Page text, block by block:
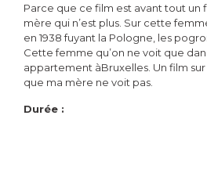
Parce que ce film est avant tout un
mère qui n’est plus. Sur cette
en 1938 fuyant la Pologne, les
Cette femme qu’on ne voit que
appartement àBruxelles. Un film
que ma mère ne voit pas.
Durée :